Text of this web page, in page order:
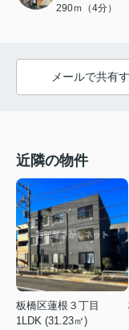
290ｍ（4分）
メールで共有
近隣の物件
板橋区蓮根３丁目
1LDK (31.23㎡)